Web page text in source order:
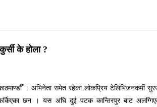
के होला ?
। अभिनेता समेत रहेका लोकप्रिय टेलिभिजनकर्मी
छन । यस अघि दुई पटक कान्तिरपुर बाट